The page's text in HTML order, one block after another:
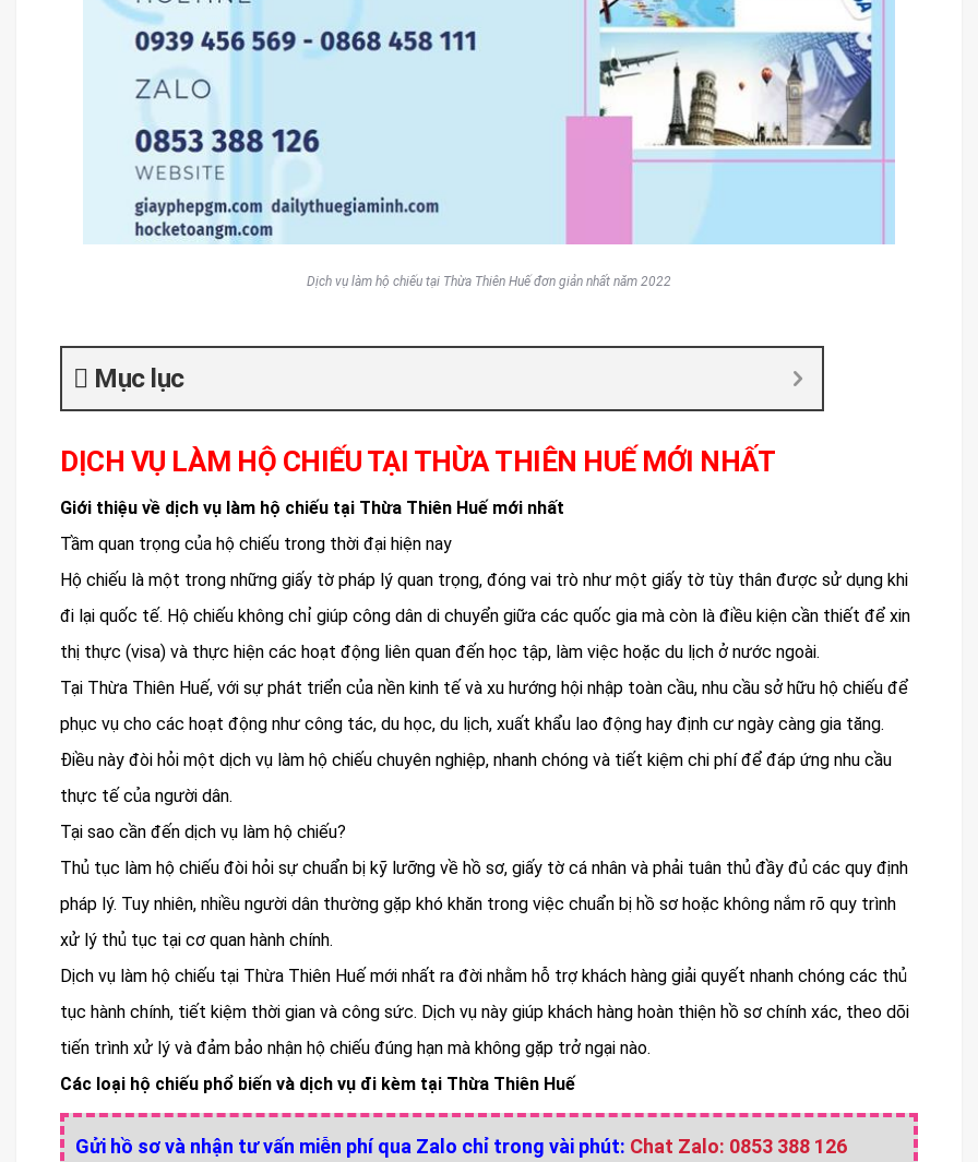
Dịch vụ làm hộ chiếu tại Thừa Thiên Huế đơn giản nhất năm 2022
Mục lục
DỊCH VỤ LÀM HỘ CHIẾU TẠI THỪA THIÊN HUẾ MỚI NHẤT
Giới thiệu về dịch vụ làm hộ chiếu tại Thừa Thiên Huế mới nhất
Tầm quan trọng của hộ chiếu trong thời đại hiện nay
Hộ chiếu là một trong những giấy tờ pháp lý quan trọng, đóng vai trò như một giấy tờ tùy thân được sử dụng khi
đi lại quốc tế. Hộ chiếu không chỉ giúp công dân di chuyển giữa các quốc gia mà còn là điều kiện cần thiết để xin
thị thực (visa) và thực hiện các hoạt động liên quan đến học tập, làm việc hoặc du lịch ở nước ngoài.
Tại Thừa Thiên Huế, với sự phát triển của nền kinh tế và xu hướng hội nhập toàn cầu, nhu cầu sở hữu hộ chiếu để
phục vụ cho các hoạt động như công tác, du học, du lịch, xuất khẩu lao động hay định cư ngày càng gia tăng.
Điều này đòi hỏi một dịch vụ làm hộ chiếu chuyên nghiệp, nhanh chóng và tiết kiệm chi phí để đáp ứng nhu cầu
thực tế của người dân.
Tại sao cần đến dịch vụ làm hộ chiếu?
Thủ tục làm hộ chiếu đòi hỏi sự chuẩn bị kỹ lưỡng về hồ sơ, giấy tờ cá nhân và phải tuân thủ đầy đủ các quy định
pháp lý. Tuy nhiên, nhiều người dân thường gặp khó khăn trong việc chuẩn bị hồ sơ hoặc không nắm rõ quy trình
xử lý thủ tục tại cơ quan hành chính.
Dịch vụ làm hộ chiếu tại Thừa Thiên Huế mới nhất ra đời nhằm hỗ trợ khách hàng giải quyết nhanh chóng các thủ
tục hành chính, tiết kiệm thời gian và công sức. Dịch vụ này giúp khách hàng hoàn thiện hồ sơ chính xác, theo dõi
tiến trình xử lý và đảm bảo nhận hộ chiếu đúng hạn mà không gặp trở ngại nào.
Các loại hộ chiếu phổ biến và dịch vụ đi kèm tại Thừa Thiên Huế
Gửi hồ sơ và nhận tư vấn miễn phí qua Zalo chỉ trong vài phút: Chat Zalo: 0853 388 126